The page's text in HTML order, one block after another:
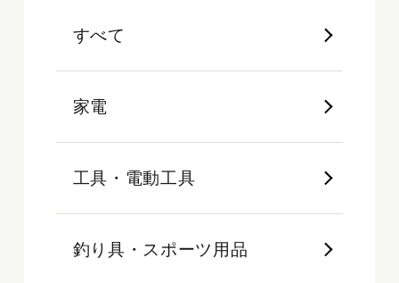
すべて
家電
工具・電動工具
釣り具・スポーツ用品